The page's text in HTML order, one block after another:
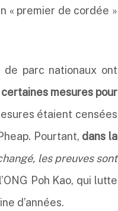
« premier de cordée »
de parc nationaux ont
certaines mesures pour
étaient censées
Pourtant, dans la
les preuves sont
Poh Kao, qui lutte
d’années.